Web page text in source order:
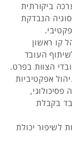
ביקורתית
הנבדקת
קו ראשון
העובד
הצוות בפרט.
אפקטיביות
פסיכולוגי,
בקבלת
לשיפור יכולת